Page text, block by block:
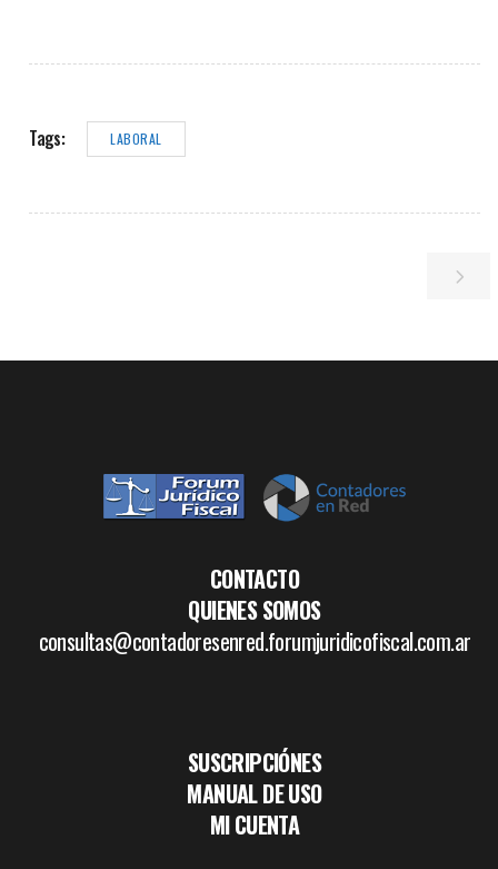
Tags: LABORAL
CONTACTO
QUIENES SOMOS
consultas@contadoresenred.forumjuridicofiscal.com.ar
SUSCRIPCIÓNES
MANUAL DE USO
MI CUENTA